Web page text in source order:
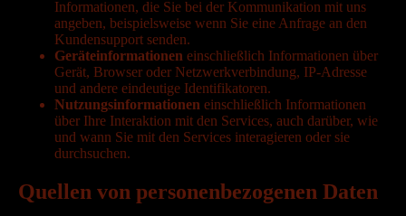
Informationen, die Sie bei der Kommunikation mit uns
angeben, beispielsweise wenn Sie eine Anfrage an den
Kundensupport senden.
Geräteinformationen einschließlich Informationen über
Gerät, Browser oder Netzwerkverbindung, IP-Adresse
und andere eindeutige Identifikatoren.
Nutzungsinformationen einschließlich Informationen
über Ihre Interaktion mit den Services, auch darüber, wie
und wann Sie mit den Services interagieren oder sie
durchsuchen.
Quellen von personenbezogenen Daten